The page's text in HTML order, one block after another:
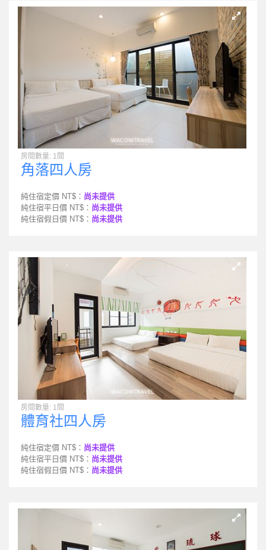
房間數量: 1間
角落四人房
純住宿定價 NT$： 尚未提供
純住宿平日價 NT$： 尚未提供
純住宿假日價 NT$： 尚未提供
房間數量: 1間
體育社四人房
純住宿定價 NT$： 尚未提供
純住宿平日價 NT$： 尚未提供
純住宿假日價 NT$： 尚未提供